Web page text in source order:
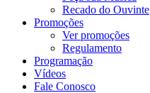
Recado do Ouvinte
Promoções
Ver promoções
Regulamento
Programação
Vídeos
Fale Conosco